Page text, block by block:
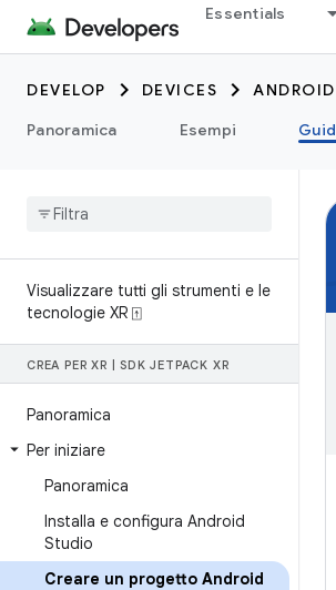
Essentials
DEVELOP DEVICES
Panoramica
Esempi
Visualizzare tutti gli strumenti e le
tecnologie XR ⍐
CREA PER XR SDK JETPACK XR
Panoramica
Per iniziare
Panoramica
Installa e configura Android
Studio
Creare un progetto Android